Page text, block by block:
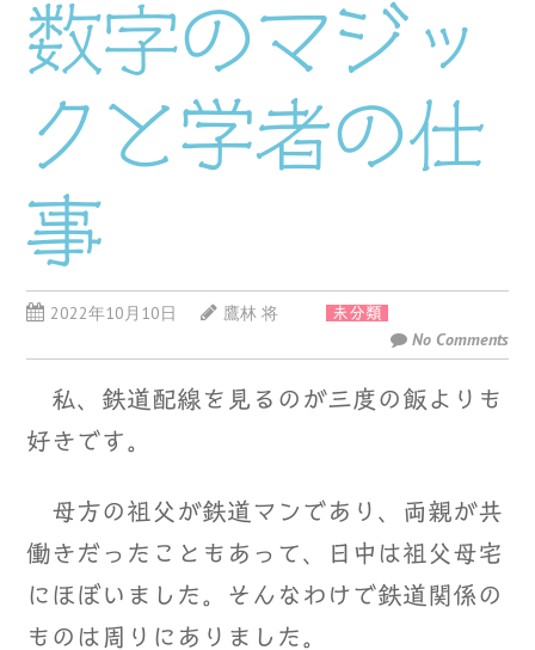
数字のマジッ
クと学者の仕
事
2022年10月10日 鷹林 将 未分類
No Comments
私、鉄道配線を見るのが三度の飯よりも
好きです。
母方の祖父が鉄道マンであり、両親が共
働きだったこともあって、日中は祖父母宅
にほぼいました。そんなわけで鉄道関係の
ものは周りにありました。